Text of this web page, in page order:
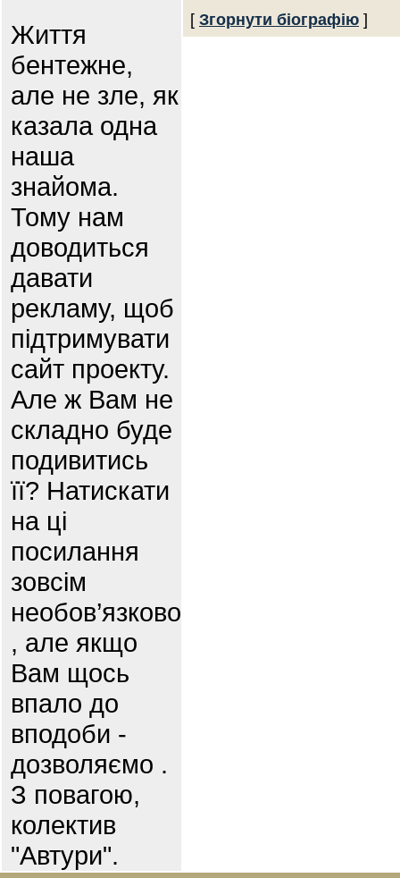
Життя
бентежне,
але не зле, як
казала одна
наша
знайома.
Тому нам
доводиться
давати
рекламу, щоб
підтримувати
сайт проекту.
Але ж Вам не
складно буде
подивитись
її? Натискати
на ці
посилання
зовсім
необов’язково
, але якщо
Вам щось
впало до
вподоби -
дозволяємо .
З повагою,
колектив
"Автури".
[ Згорнути біографію ]